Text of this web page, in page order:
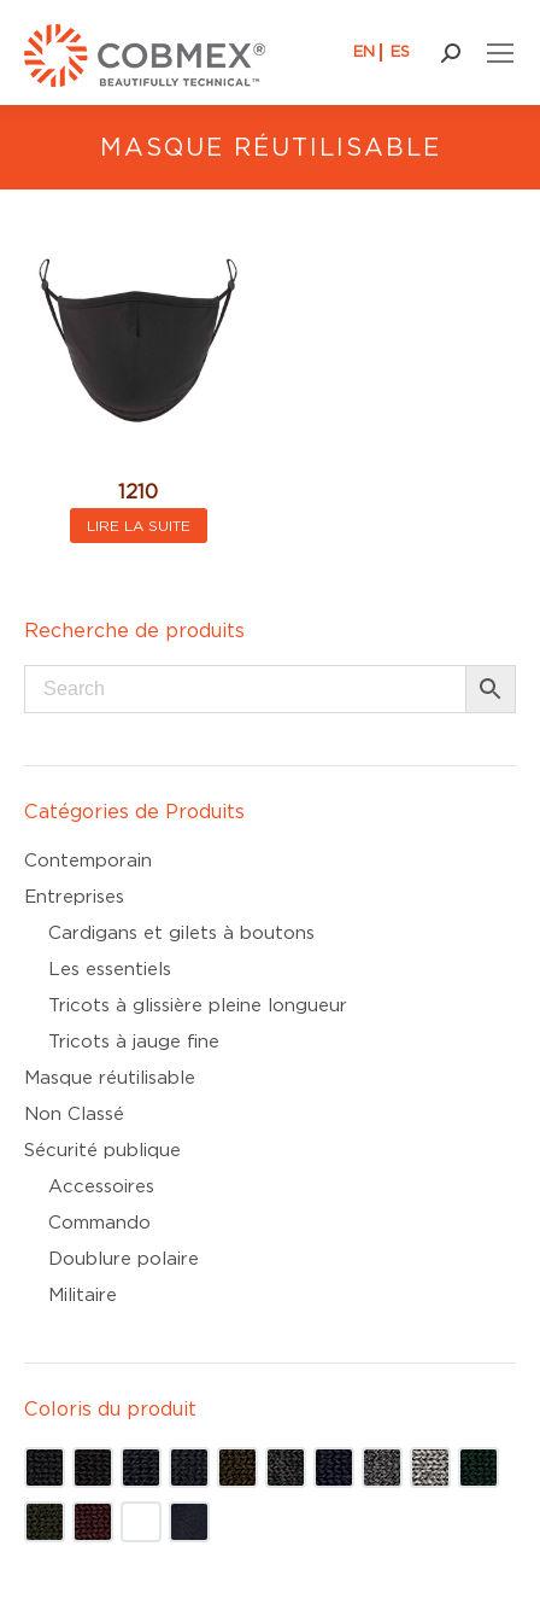
EN ES
MASQUE RÉUTILISABLE
1210
LIRE LA SUITE
Recherche de produits
Catégories de Produits
Contemporain
Entreprises
Cardigans et gilets à boutons
Les essentiels
Tricots à glissière pleine longueur
Tricots à jauge fine
Masque réutilisable
Non Classé
Sécurité publique
Accessoires
Commando
Doublure polaire
Militaire
Coloris du produit